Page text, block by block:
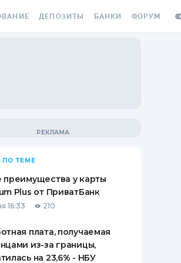
ВИНЬЕТКА
СОТРУДНИКОВ
ОТ
СЛУЧАЕВ
ДЕПОЗИТЫ
ВОПРОСЫ И ОТВЕТЫ
ПУТЕВОДИТЕЛИ ПО
БАНКИ ФОРУМ
ПО ТЕМЕ
преимущества у карты
Plus от ПриватБанк
16:33 210
плата, получаемая
из-за границы,
на 23,6% - НБУ